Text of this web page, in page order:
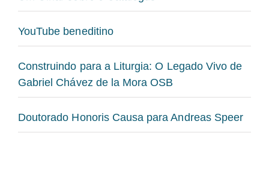
YouTube beneditino
Construindo para a Liturgia: O Legado Vivo de
Gabriel Chávez de la Mora OSB
Doutorado Honoris Causa para Andreas Speer